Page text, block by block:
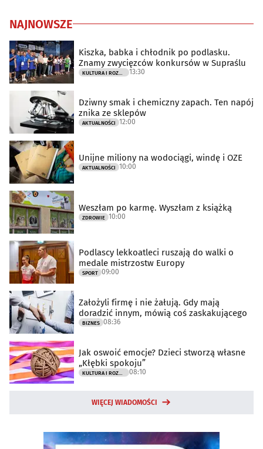
NAJNOWSZE
Kiszka, babka i chłodnik po podlasku.
Znamy zwycięzców konkursów w Supraślu
KULTURA I ROZRYWKA 13:30
Dziwny smak i chemiczny zapach. Ten napój
znika ze sklepów
AKTUALNOŚCI 12:00
Unijne miliony na wodociągi, windę i OZE
AKTUALNOŚCI 10:00
Weszłam po karmę. Wyszłam z książką
ZDROWIE 10:00
Podlascy lekkoatleci ruszają do walki o
medale mistrzostw Europy
SPORT 09:00
Założyli firmę i nie żałują. Gdy mają
doradzić innym, mówią coś zaskakującego
BIZNES 08:36
Jak oswoić emocje? Dzieci stworzą własne
„Kłębki spokoju”
KULTURA I ROZRYWKA 08:10
WIĘCEJ WIADOMOŚCI